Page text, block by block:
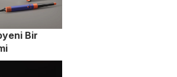
Bir